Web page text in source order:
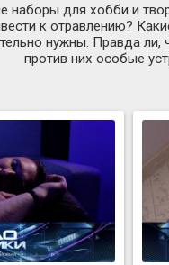
наборы для хобби и
к отравлению?
нужны. Правда
против них особые